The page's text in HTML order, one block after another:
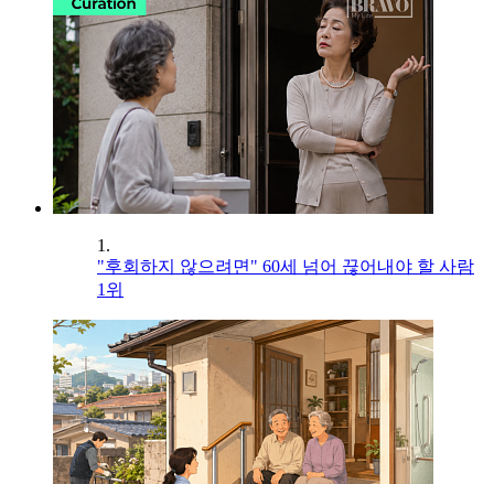
1.
"후회하지 않으려면" 60세 넘어 끊어내야 할 사람
1위